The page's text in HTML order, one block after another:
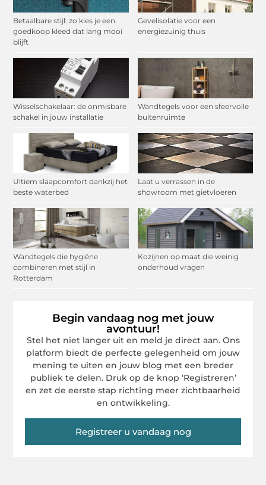
Betaalbare stijl: zo kies je een
goedkoop kleed dat lang mooi
blijft
Gevelisolatie voor een
energiezuinig thuis
Wisselschakelaar: de onmisbare
schakel in jouw installatie
Wandtegels voor een sfeervolle
buitenruimte
Ultiem slaapcomfort dankzij het
beste waterbed
Laat u verrassen in de
showroom met gietvloeren
Wandtegels die hygiëne
combineren met stijl in
Rotterdam
Kozijnen op maat die weinig
onderhoud vragen
Begin vandaag nog met jouw
avontuur!
Stel het niet langer uit en meld je direct aan. Ons
platform biedt de perfecte gelegenheid om jouw
mening te uiten en jouw blog met een breder
publiek te delen. Druk op de knop ‘Registreren’
en zet de eerste stap richting meer zichtbaarheid
en ontwikkeling.
Registreer u vandaag nog